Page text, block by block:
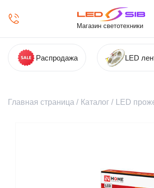
Магазин светотехники
Распродажа LED
Главная страница / Каталог / LED